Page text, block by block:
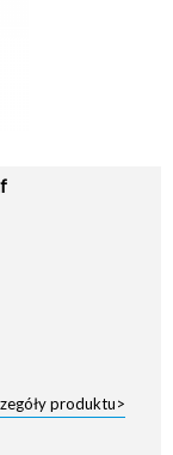
produktu>